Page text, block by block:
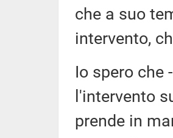
che a suo
intervento,
Io spero che
l'intervento
prende in